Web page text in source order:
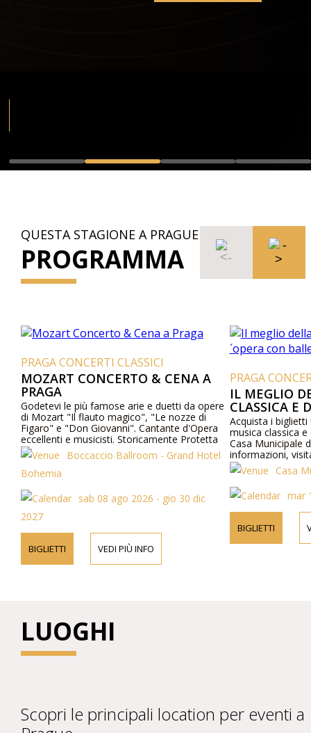
QUESTA STAGIONE A PRAGUE
PROGRAMMA
PRAGA CONCERTI CLASSICI
MOZART CONCERTO & CENA A
PRAGA
Godetevi le più famose arie e duetti da opere
di Mozart "Il flauto magico", "Le nozze di
Figaro" e "Don Giovanni". Cantante d'Opera
eccellenti e musicisti. Storicamente Protetta
Hall nel centro di Praga. Cucina eccezionale.
Boccaccio Ballroom - Grand Hotel
Bohemia
sab 08 ago 2026 - gio 30 dic
2027
BIGLIETTI VEDI PIÙ INFO
PRAGA
IL MEGLIO
CLASSICA E
BALLETTO
Acquista i
musica classica
Casa Municipale
informazioni,
Casa
mar
BIGLIETTI
LUOGHI
Scopri le principali location per eventi a